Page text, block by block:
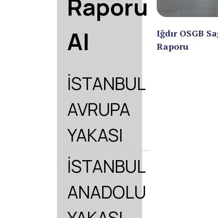
Raporu
Al
İSTANBUL
AVRUPA
YAKASI
İSTANBUL
ANADOLU
Iğdır OSGB
Raporu